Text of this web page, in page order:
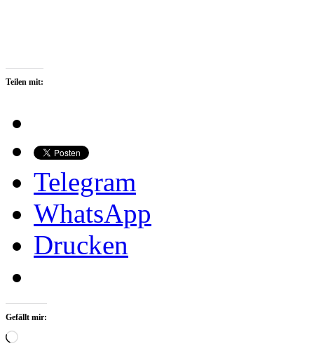
Teilen mit:
Telegram
WhatsApp
Drucken
Gefällt mir:
Wird